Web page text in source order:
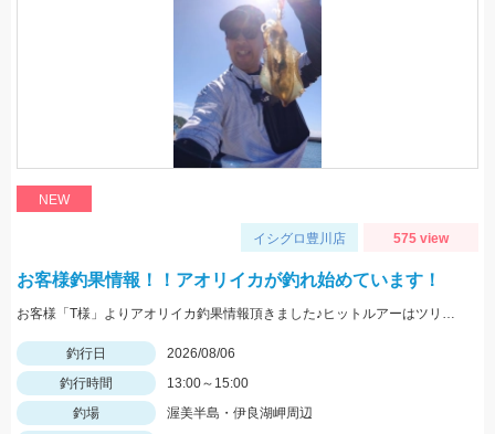
NEW
イシグロ豊川店 575 view
お客様釣果情報！！アオリイカが釣れ始めています！
お客様「T様」よりアオリイカ釣果情報頂きました♪ヒットルアーはツリノTHEエギの２．５サイズ。5杯ほど泳いでいるイカも目撃、バラシもあったそうです。今後は三河湾内にもどんどん入ってきそうですね！
釣行日
2026/08/06
釣行時間
13:00～15:00
釣場
渥美半島・伊良湖岬周辺